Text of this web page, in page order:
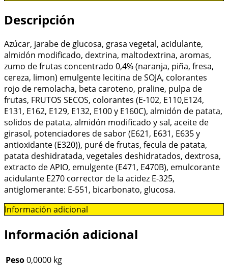
Descripción
Azúcar, jarabe de glucosa, grasa vegetal, acidulante,
almidón modificado, dextrina, maltodextrina, aromas,
zumo de frutas concentrado 0,4% (naranja, piña, fresa,
cereza, limon) emulgente lecitina de SOJA, colorantes
rojo de remolacha, beta caroteno, praline, pulpa de
frutas, FRUTOS SECOS, colorantes (E-102, E110,E124,
E131, E162, E129, E132, E100 y E160C), almidón de patata,
solidos de patata, almidón modificado y sal, aceite de
girasol, potenciadores de sabor (E621, E631, E635 y
antioxidante (E320)), puré de frutas, fecula de patata,
patata deshidratada, vegetales deshidratados, dextrosa,
extracto de APIO, emulgente (E471, E470B), emulcorante
acidulante E270 corrector de la acidez E-325,
antiglomerante: E-551, bicarbonato, glucosa.
Información adicional
Información adicional
Peso0,0000 kg